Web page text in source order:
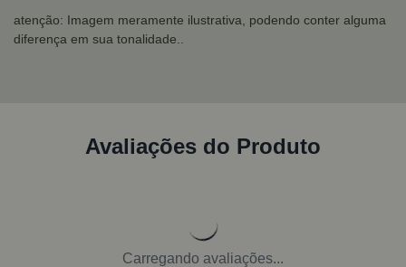
atenção: Imagem meramente ilustrativa, podendo conter alguma
diferença em sua tonalidade..
Avaliações do Produto
Carregando avaliações...